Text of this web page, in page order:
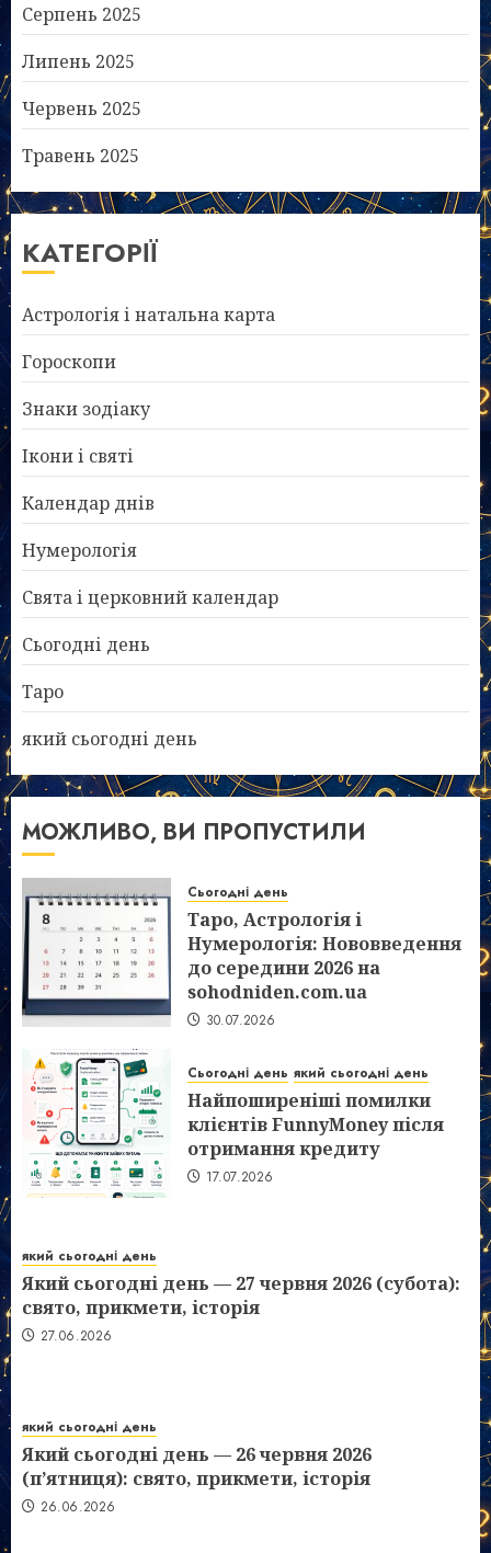
Серпень 2025
Липень 2025
Червень 2025
Травень 2025
КАТЕГОРІЇ
Астрологія і натальна карта
Гороскопи
Знаки зодіаку
Ікони і святі
Календар днів
Нумерологія
Свята і церковний календар
Сьогодні день
Таро
який сьогодні день
МОЖЛИВО, ВИ ПРОПУСТИЛИ
Сьогодні день
Таро, Астрологія і
Нумерологія: Нововведення
до середини 2026 на
sohodniden.com.ua
30.07.2026
Сьогодні день який сьогодні день
Найпоширеніші помилки
клієнтів FunnyMoney після
отримання кредиту
17.07.2026
який сьогодні день
Який сьогодні день — 27 червня 2026 (субота):
свято, прикмети, історія
27.06.2026
який сьогодні день
Який сьогодні день — 26 червня 2026
(п’ятниця): свято, прикмети, історія
26.06.2026